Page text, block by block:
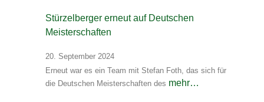
Stürzelberger erneut auf Deutschen
Meisterschaften
20. September 2024
Erneut war es ein Team mit Stefan Foth, das sich für
die Deutschen Meisterschaften des mehr…